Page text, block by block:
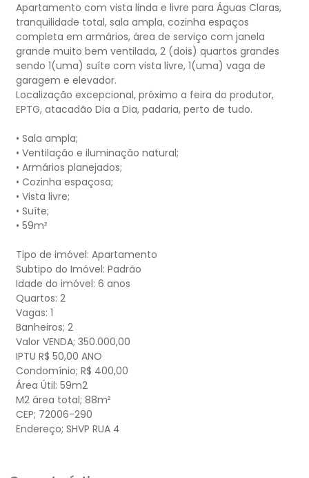
Apartamento com vista linda e livre para Águas Claras,
tranquilidade total, sala ampla, cozinha espaços
completa em armários, área de serviço com janela
grande muito bem ventilada, 2 (dois) quartos grandes
sendo 1(uma) suíte com vista livre, 1(uma) vaga de
garagem e elevador.
Localização excepcional, próximo a feira do produtor,
EPTG, atacadão Dia a Dia, padaria, perto de tudo.
• Sala ampla;
• Ventilação e iluminação natural;
• Armários planejados;
• Cozinha espaçosa;
• Vista livre;
• Suíte;
• 59m²
Tipo de imóvel: Apartamento
Subtipo do Imóvel: Padrão
Idade do imóvel: 6 anos
Quartos: 2
Vagas: 1
Banheiros; 2
Valor VENDA; 350.000,00
IPTU R$ 50,00 ANO
Condomínio; R$ 400,00
Área Útil: 59m2
M2 área total; 88m²
CEP; 72006-290